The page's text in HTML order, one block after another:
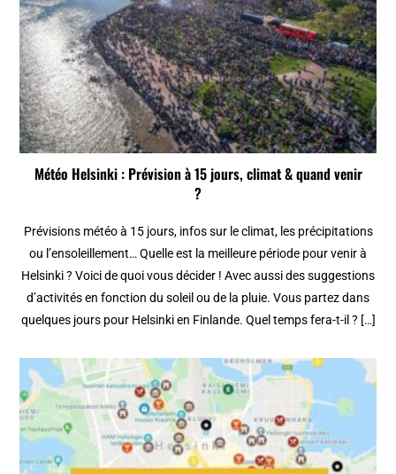
Météo Helsinki : Prévision à 15 jours, climat & quand venir
?
Prévisions météo à 15 jours, infos sur le climat, les précipitations
ou l’ensoleillement… Quelle est la meilleure période pour venir à
Helsinki ? Voici de quoi vous décider ! Avec aussi des suggestions
d’activités en fonction du soleil ou de la pluie. Vous partez dans
quelques jours pour Helsinki en Finlande. Quel temps fera-t-il ? […]